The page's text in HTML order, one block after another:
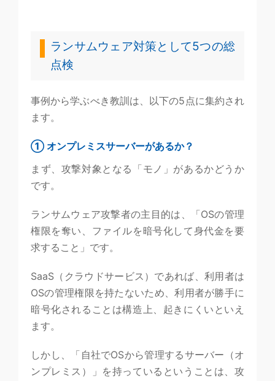
ランサムウェア対策として5つの総
点検
事例から学ぶべき教訓は、以下の5点に集約され
ます。
① オンプレミスサーバーがあるか？
まず、攻撃対象となる「モノ」があるかどうか
です。
ランサムウェア攻撃者の主目的は、「OSの管理
権限を奪い、ファイルを暗号化して身代金を要
求すること」です。
SaaS（クラウドサービス）であれば、利用者は
OSの管理権限を持たないため、利用者が勝手に
暗号化されることは構造上、起きにくいといえ
ます。
しかし、「自社でOSから管理するサーバー（オ
ンプレミス）」を持っているということは、攻